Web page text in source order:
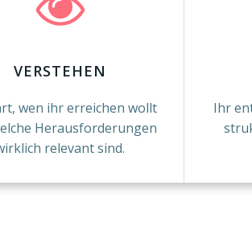
VERSTEHEN
wen ihr erreichen wollt
Herausforderungen
relevant sind.
Ihr